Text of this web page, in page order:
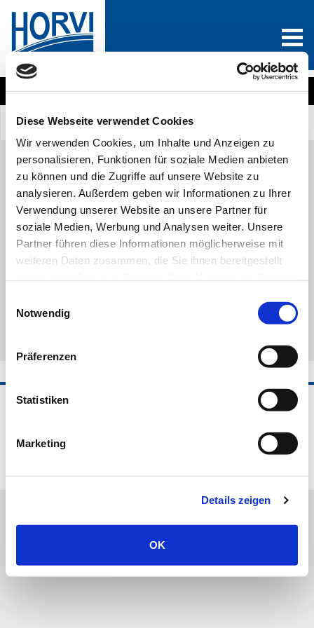
Diese Webseite verwendet Cookies
Wir verwenden Cookies, um Inhalte und Anzeigen zu
personalisieren, Funktionen für soziale Medien anbieten
zu können und die Zugriffe auf unsere Website zu
analysieren. Außerdem geben wir Informationen zu Ihrer
Verwendung unserer Website an unsere Partner für
soziale Medien, Werbung und Analysen weiter. Unsere
Partner führen diese Informationen möglicherweise mit
weiteren Daten zusammen, die Sie ihnen bereitgestellt
Cookies, wenn Sie unsere Webseite weiterhin nutzen.
Notwendig
Präferenzen
Statistiken
Marketing
Details zeigen
OK
Wählen Sie eine Produktkategorie
Sind Sie Neukunde? Anmelden
Alle Produkte A B C D E F G H I
J
K
L M N O P Q R S T U
W
X Y Z
Leider konnten wir keine passenden Produkte für Ihre Suche finden.
Frachtkosten und Lieferzeit
Widerrufsbelehrung